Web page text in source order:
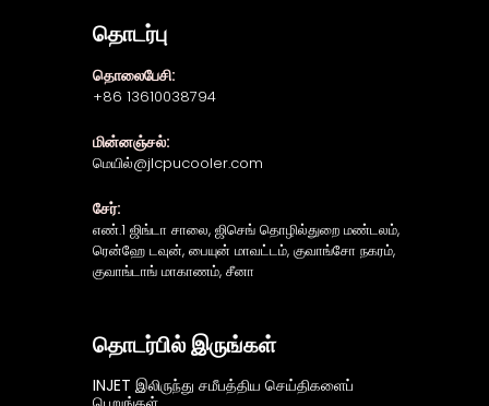
தொடர்பு
தொலைபேசி:
+86 13610038794
மின்னஞ்சல்:
மெயில்@jlcpucooler.com
சேர்:
எண்.1 ஜிங்டா சாலை, ஜிசெங் தொழில்துறை மண்டலம்,
ரென்ஹே டவுன், பையுன் மாவட்டம், குவாங்சோ நகரம்,
குவாங்டாங் மாகாணம், சீனா
தொடர்பில் இருங்கள்
INJET இலிருந்து சமீபத்திய செய்திகளைப்